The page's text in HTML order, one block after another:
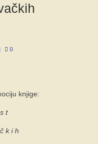
0
knjige:
t
k i h